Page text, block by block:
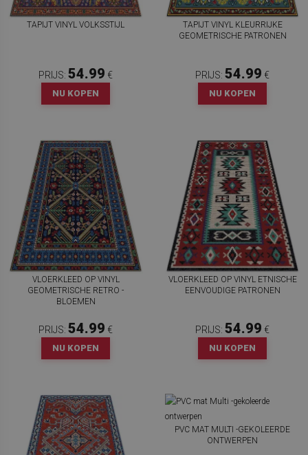
TAPIJT VINYL VOLKSSTIJL
PRIJS: 54.99 €
NU KOPEN
TAPIJT VINYL KLEURRIJKE
GEOMETRISCHE PATRONEN
PRIJS: 54.99 €
NU KOPEN
VLOERKLEED OP VINYL
GEOMETRISCHE RETRO -
BLOEMEN
PRIJS: 54.99 €
NU KOPEN
VLOERKLEED OP VINYL ETNISCHE
EENVOUDIGE PATRONEN
PRIJS: 54.99 €
NU KOPEN
PVC MAT MULTI -GEKOLEERDE
ONTWERPEN